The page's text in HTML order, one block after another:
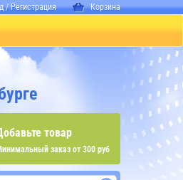
/Регистрация Корзина
товар
заказ от 300 руб